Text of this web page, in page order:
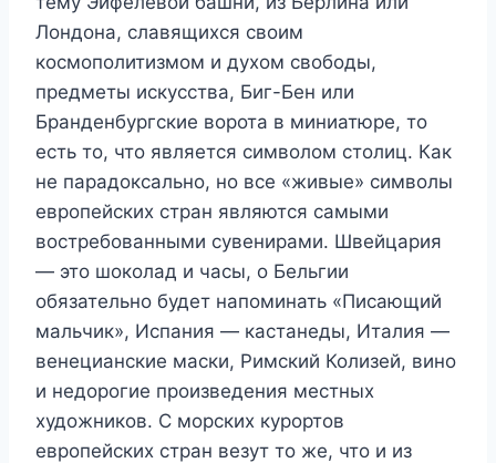
Лондона, славящихся своим
космополитизмом и духом свободы,
предметы искусства, Биг-Бен или
Бранденбургские ворота в миниатюре, то
есть то, что является символом столиц. Как
не парадоксально, но все «живые» символы
европейских стран являются самыми
востребованными сувенирами. Швейцария
— это шоколад и часы, о Бельгии
обязательно будет напоминать «Писающий
мальчик», Испания — кастанеды, Италия —
венецианские маски, Римский Колизей, вино
и недорогие произведения местных
художников. С морских курортов
европейских стран везут то же, что и из